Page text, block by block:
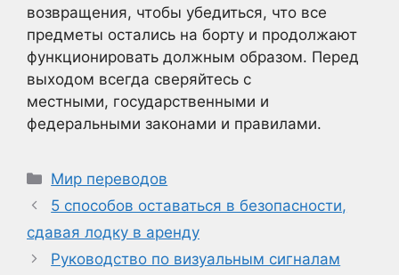
возвращения, чтобы убедиться, что все
предметы остались на борту и продолжают
функционировать должным образом. Перед
выходом всегда сверяйтесь с
местными, государственными и
федеральными законами и правилами.
Рубрики
Мир переводов
5 способов оставаться в безопасности,
сдавая лодку в аренду
Руководство по визуальным сигналам